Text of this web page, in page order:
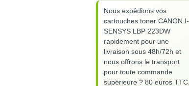
Nous expédions vos
cartouches toner CANON I-
SENSYS LBP 223DW
rapidement pour une
livraison sous 48h/72h et
nous offrons le transport
pour toute commande
supérieure ? 80 euros TTC.